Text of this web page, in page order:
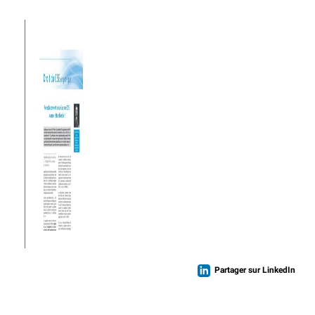
Partager sur LinkedIn